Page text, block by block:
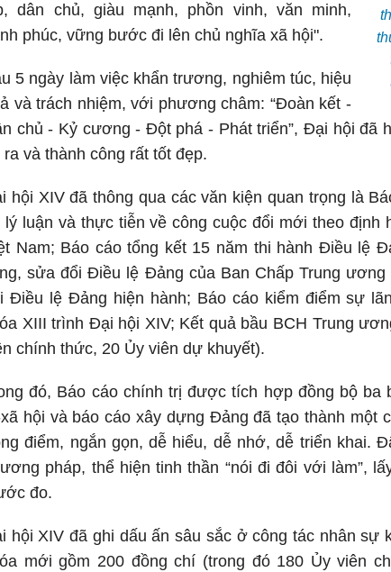
dân chủ, giàu mạnh, phồn vinh, văn minh,
phúc, vững bước đi lên chủ nghĩa xã hội".
5 ngày làm việc khẩn trương, nghiêm túc, hiệu
và trách nhiệm, với phương châm: “Đoàn kết -
chủ - Kỷ cương - Đột phá - Phát triển”, Đại hội đã
ra và thành công rất tốt đẹp.
hội XIV đã thông qua các văn kiện quan trọng là
lý luận và thực tiễn về công cuộc đổi mới theo
Nam; Báo cáo tổng kết 15 năm thi hành Điều lệ
sửa đổi Điều lệ Đảng của Ban Chấp Trung
Điều lệ Đảng hiện hành; Báo cáo kiểm điểm sự
XIII trình Đại hội XIV; Kết quả bầu BCH Trung
chính thức, 20 Ủy viên dự khuyết).
đó, Báo cáo chính trị được tích hợp đồng bộ ba
hội và báo cáo xây dựng Đảng đã tạo thành một
điểm, ngắn gọn, dễ hiểu, dễ nhớ, dễ triển khai.
pháp, thể hiện tinh thần “nói đi đôi với làm”,
đo.
hội XIV đã ghi dấu ấn sâu sắc ở công tác nhân sự
mới gồm 200 đồng chí (trong đó 180 Ủy viên